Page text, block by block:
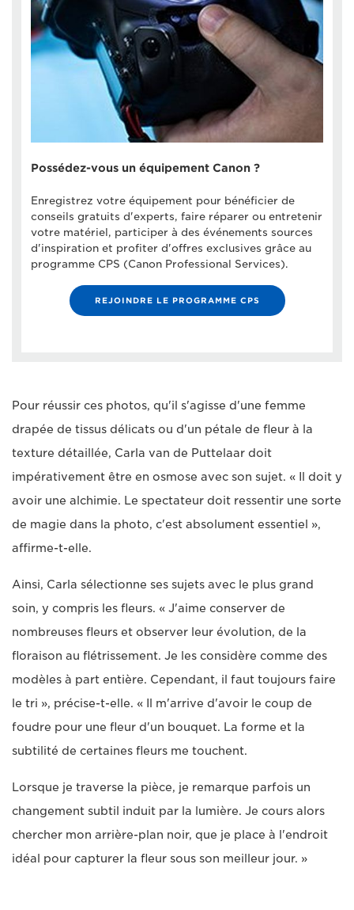
Possédez-vous un équipement Canon ?
Enregistrez votre équipement pour bénéficier de
conseils gratuits d'experts, faire réparer ou entretenir
votre matériel, participer à des événements sources
d'inspiration et profiter d'offres exclusives grâce au
programme CPS (Canon Professional Services).
REJOINDRE LE PROGRAMME CPS
Pour réussir ces photos, qu'il s'agisse d'une femme
drapée de tissus délicats ou d'un pétale de fleur à la
texture détaillée, Carla van de Puttelaar doit
impérativement être en osmose avec son sujet. « Il doit y
avoir une alchimie. Le spectateur doit ressentir une sorte
de magie dans la photo, c'est absolument essentiel »,
affirme-t-elle.
Ainsi, Carla sélectionne ses sujets avec le plus grand
soin, y compris les fleurs. « J'aime conserver de
nombreuses fleurs et observer leur évolution, de la
floraison au flétrissement. Je les considère comme des
modèles à part entière. Cependant, il faut toujours faire
le tri », précise-t-elle. « Il m'arrive d'avoir le coup de
foudre pour une fleur d'un bouquet. La forme et la
subtilité de certaines fleurs me touchent.
Lorsque je traverse la pièce, je remarque parfois un
changement subtil induit par la lumière. Je cours alors
chercher mon arrière-plan noir, que je place à l'endroit
idéal pour capturer la fleur sous son meilleur jour. »